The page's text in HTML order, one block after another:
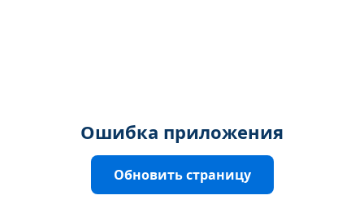
Ошибка приложения
Обновить страницу